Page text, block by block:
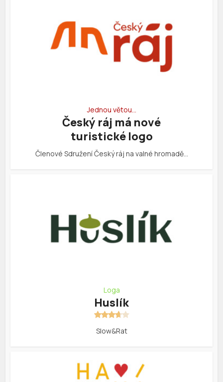
Jednou větou…
Český ráj má nové
turistické logo
Členové Sdružení Český ráj na valné hromadě…
Loga
Huslík
Slow&Rat